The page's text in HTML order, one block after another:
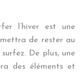
l’hiver est une
de rester au
De plus, une
des éléments et